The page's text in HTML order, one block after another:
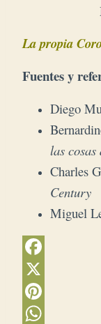
La propia
Fuentes y
Diego
las cosas
Charles
Century
Miguel
Facebook
X
Pinterest